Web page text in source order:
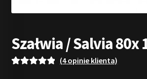
Szałwia / Salvia 80x
(4opinie klienta)